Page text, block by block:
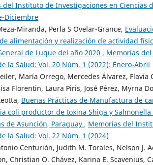
del Instituto de Investigaciones en Ciencias
Diciembre
Miranda, Perla S Ovelar-Grance,
alimentación y realización de actividad
de Luque del año 2020 , Memorias
la Salud: Vol. 20 Núm. 1 (2022): Enero-Abril
María Orrego, Mercedes Álvarez, Flavia
Florentin, Laura Piris, José Pérez, Myrna
Buenas Prácticas de Manufactura de
coli productor de toxina Shiga y
de Asunción, Paraguay , Memorias del
la Salud: Vol. 22 Núm. 1 (2024)
Centurión, Judith M. Torales, Nelson J.
Christian O. Chávez, Karina E. Scavenius,